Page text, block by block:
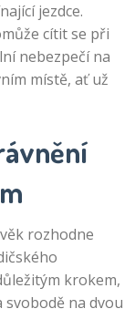
jezdce.
cítit se při
nebezpečí na
místě, ať už
rozhodne
krokem,
na dvou